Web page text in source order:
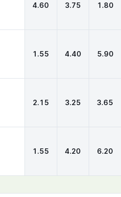
4.60 3.75 1.80
1.55 4.40 5.90
2.15 3.25 3.65
1.55 4.20 6.20